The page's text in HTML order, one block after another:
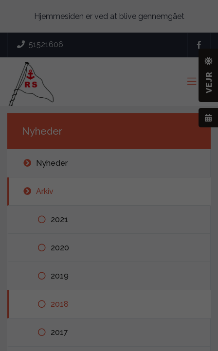
Hjemmesiden er ved at blive gennemgået
 51521606

Nyheder
Nyheder
Arkiv
2021
2020
2019
2018
2017
VEJR